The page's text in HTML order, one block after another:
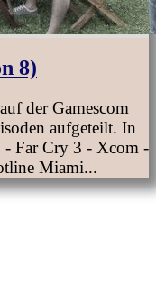
8)
der Gamescom
aufgeteilt. In
- Far Cry 3 - Xcom -
Miami...